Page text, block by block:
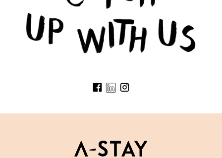
Social icon
Social iconSocial icon